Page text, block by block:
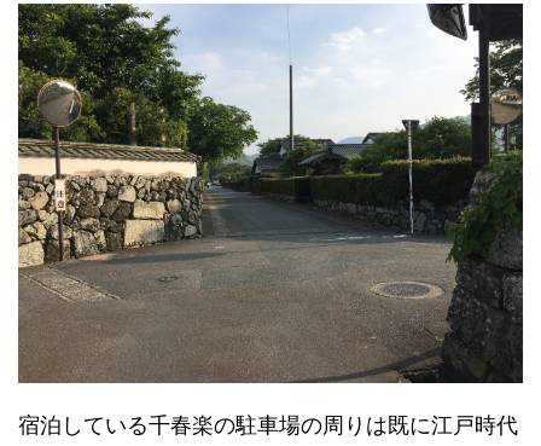
宿泊している千春楽の駐車場の周りは既に江戸時代